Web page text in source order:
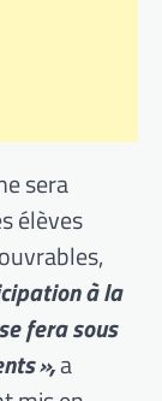
sera
élèves
à la
fera sous
»,a